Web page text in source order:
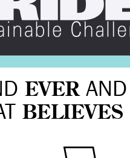
EVERAND
BELIEVES